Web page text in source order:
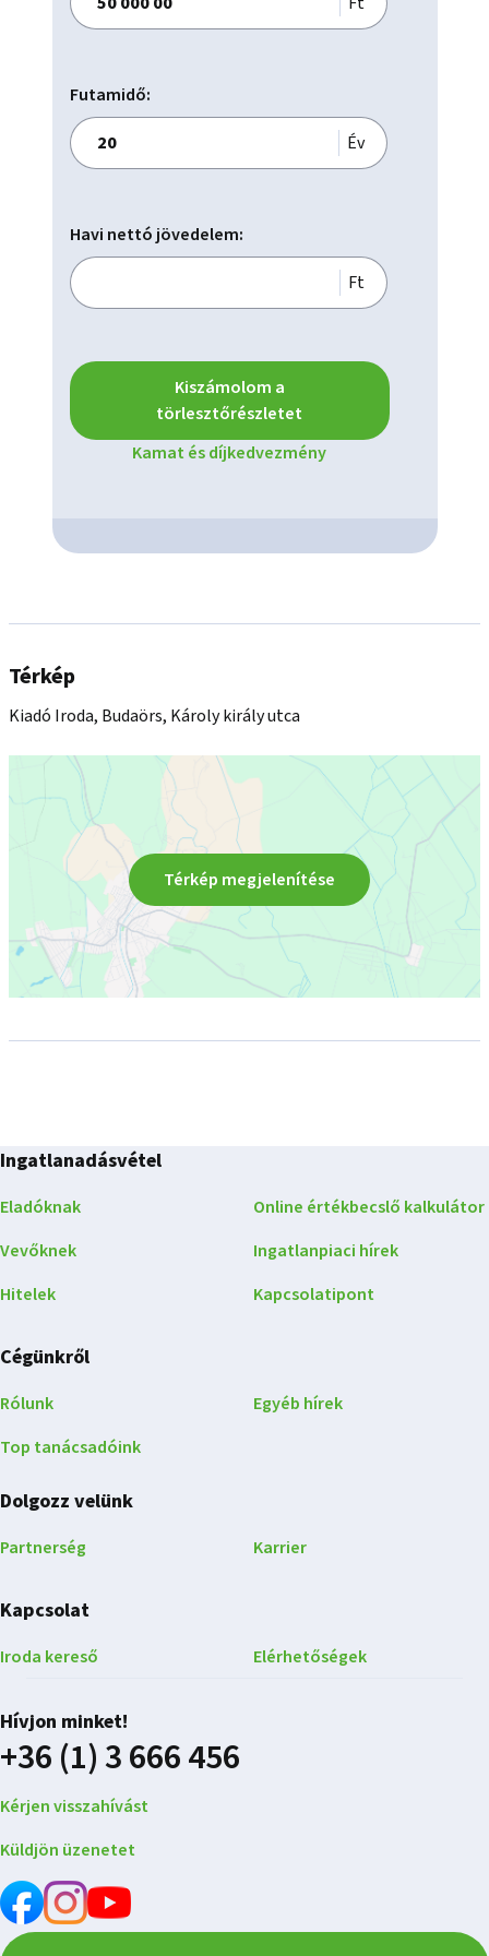
Min. Bérelhető Terület: 70 m2
Szolgáltatások:
Díjmentes parkolóövezet,
Raktárterület,
Kamerarendszer,
Nyitható ablak,
Futamidő:
Év
Havi nettó jövedelem:
Ft
Kiszámolom a
törlesztőrészletet
Kamat és díjkedvezmény
Térkép
Kiadó Iroda, Budaörs, Károly király utca
Térkép megjelenítése
Ingatlanadásvétel
Eladóknak
Vevőknek
Hitelek
Online értékbecslő kalkulátor
Ingatlanpiaci hírek
Kapcsolatipont
Cégünkről
Rólunk
Top tanácsadóink
Egyéb hírek
Dolgozz velünk
Partnerség Karrier
Kapcsolat
Iroda kereső Elérhetőségek
Hívjon minket!
+36 (1) 3 666 456
Kérjen visszahívást
Küldjön üzenetet